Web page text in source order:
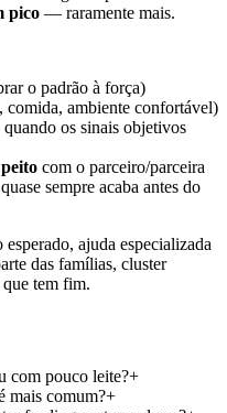
pico — raramente mais.
o padrão à força)
comida, ambiente confortável)
quando os sinais objetivos
com o parceiro/parceira
sempre acaba antes do
ajuda especializada
das famílias, cluster
tem fim.
com pouco leite?+
mais comum?+